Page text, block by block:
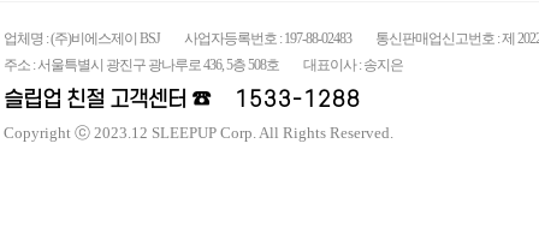
업체명 : (주)비에스제이 BSJ 사업자등록번호 : 197-88-02483
통신판매업신고번호 : 제
주소 : 서울특별시 광진구 광나루로 436, 5층 508호
대표이사 : 송지은
슬립업 친절 고객센터 ☎ 1533-1288
Copyright ⓒ 2023.12 SLEEPUP Corp. All Rights Reserved.